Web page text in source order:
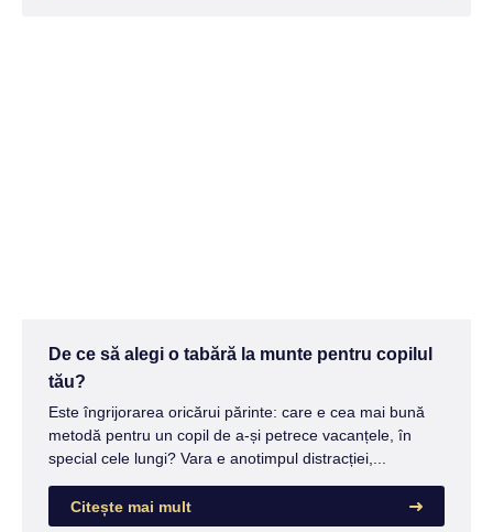
De ce să alegi o tabără la munte pentru copilul
tău?
Este îngrijorarea oricărui părinte: care e cea mai bună
metodă pentru un copil de a-și petrece vacanțele, în
special cele lungi? Vara e anotimpul distracției,...
Citește mai mult